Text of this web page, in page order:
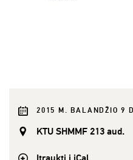
2015 M. BALANDŽIO 9
KTU SHMMF 213 aud.